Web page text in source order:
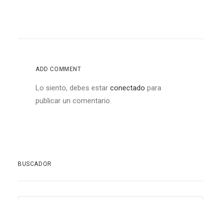
ADD COMMENT
Lo siento, debes estar conectado para
publicar un comentario.
BUSCADOR